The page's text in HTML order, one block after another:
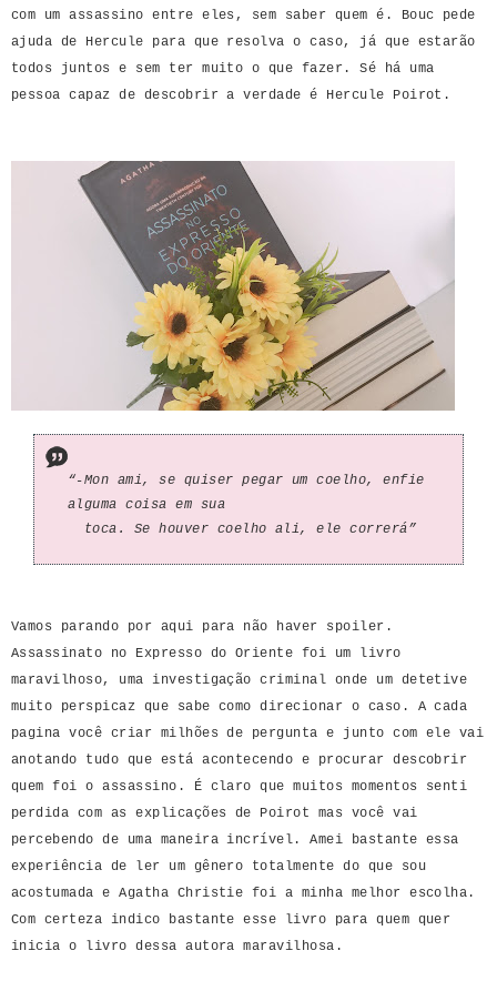
com um assassino entre eles, sem saber quem é. Bouc pede
ajuda de Hercule para que resolva o caso, já que estarão
todos juntos e sem ter muito o que fazer. Sé há uma
pessoa capaz de descobrir a verdade é Hercule Poirot.
“-Mon ami, se quiser pegar um coelho, enfie
alguma coisa em sua
toca. Se houver coelho ali, ele correrá”
Vamos parando por aqui para não haver spoiler.
Assassinato no Expresso do Oriente foi um livro
maravilhoso, uma investigação criminal onde um detetive
muito perspicaz que sabe como direcionar o caso. A cada
pagina você criar milhões de pergunta e junto com ele vai
anotando tudo que está acontecendo e procurar descobrir
quem foi o assassino. É claro que muitos momentos senti
perdida com as explicações de Poirot mas você vai
percebendo de uma maneira incrível. Amei bastante essa
experiência de ler um gênero totalmente do que sou
acostumada e Agatha Christie foi a minha melhor escolha.
Com certeza indico bastante esse livro para quem quer
inicia o livro dessa autora maravilhosa.